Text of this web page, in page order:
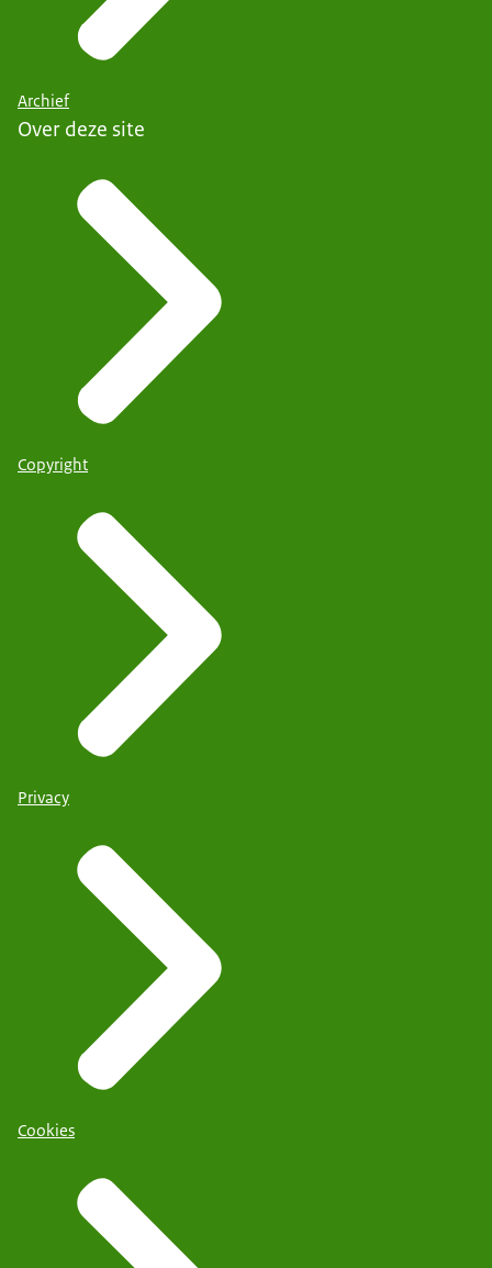
Archief
Over deze site
Copyright
Privacy
Cookies